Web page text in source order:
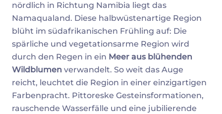
nördlich in Richtung Namibia liegt das
Namaqualand. Diese halbwüstenartige Region
blüht im südafrikanischen Frühling auf: Die
spärliche und vegetationsarme Region wird
durch den Regen in ein Meer aus blühenden
Wildblumen verwandelt. So weit das Auge
reicht, leuchtet die Region in einer einzigartigen
Farbenpracht. Pittoreske Gesteinsformationen,
rauschende Wasserfälle und eine jubilierende